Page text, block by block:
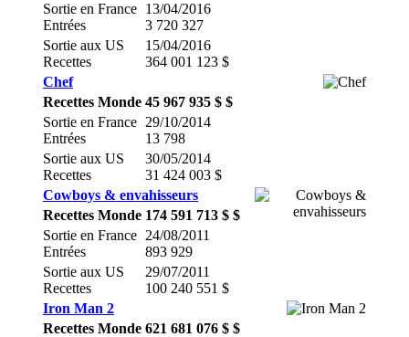
Sortie en France
Entrées
13/04/2016
3 720 327
Sortie aux US
Recettes
15/04/2016
364 001 123 $
Chef
Recettes Monde 45 967 935 $ $
Sortie en France
Entrées
29/10/2014
13 798
Sortie aux US
Recettes
30/05/2014
31 424 003 $
Cowboys & envahisseurs
Recettes Monde 174 591 713 $ $
Sortie en France
Entrées
24/08/2011
893 929
Sortie aux US
Recettes
29/07/2011
100 240 551 $
Iron Man 2
Recettes Monde 621 681 076 $ $